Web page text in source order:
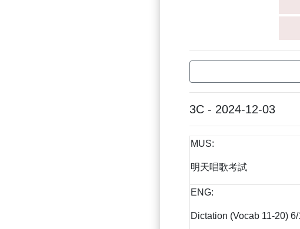
3C - 2024-12-03
MUS:
明天唱歌考試
ENG:
Dictation (Vocab 11-20) 6/